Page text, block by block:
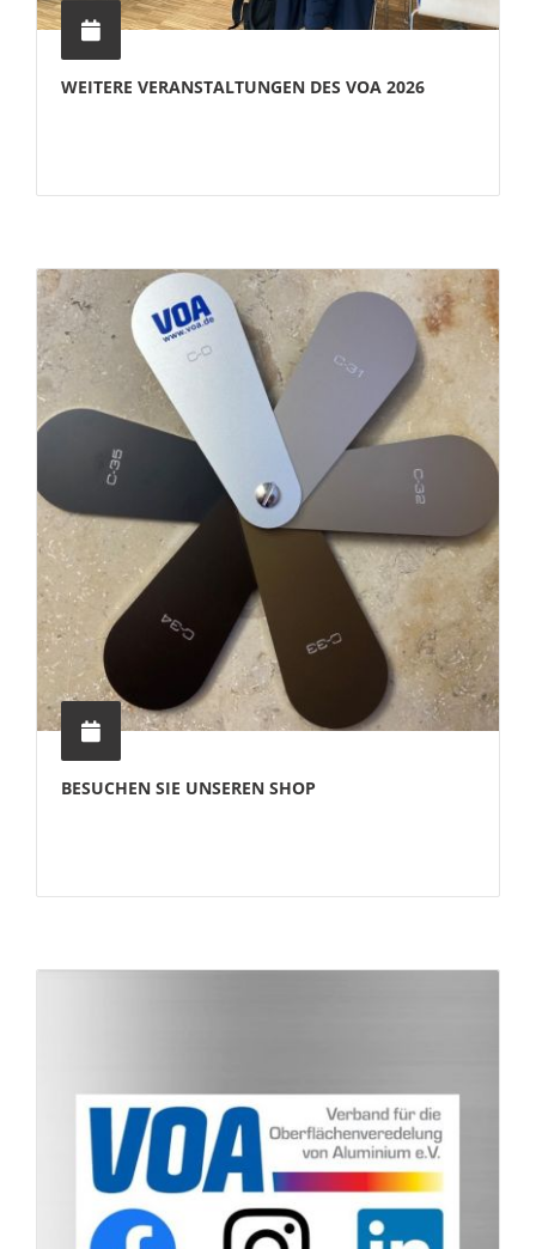
WEITERE VERANSTALTUNGEN DES VOA 2026
BESUCHEN SIE UNSEREN SHOP